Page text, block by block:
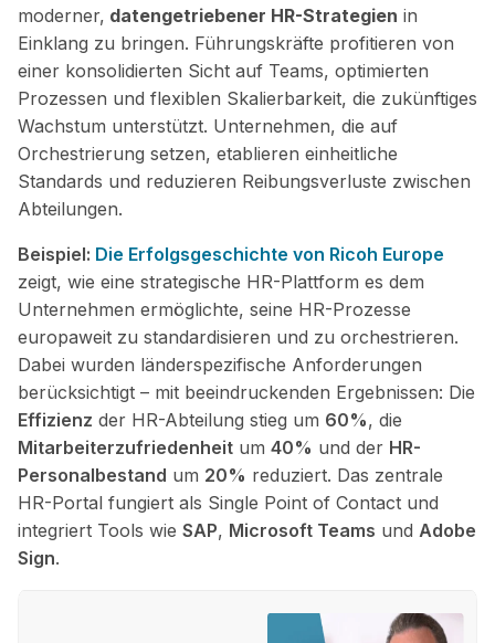
moderner, datengetriebener HR-Strategien in
Einklang zu bringen. Führungskräfte profitieren von
einer konsolidierten Sicht auf Teams, optimierten
Prozessen und flexiblen Skalierbarkeit, die zukünftiges
Wachstum unterstützt. Unternehmen, die auf
Orchestrierung setzen, etablieren einheitliche
Standards und reduzieren Reibungsverluste zwischen
Abteilungen.
Beispiel: Die Erfolgsgeschichte von Ricoh Europe
zeigt, wie eine strategische HR-Plattform es dem
Unternehmen ermöglichte, seine HR-Prozesse
europaweit zu standardisieren und zu orchestrieren.
Dabei wurden länderspezifische Anforderungen
berücksichtigt – mit beeindruckenden Ergebnissen: Die
Effizienz der HR-Abteilung stieg um 60%, die
Mitarbeiterzufriedenheit um 40% und der HR-
Personalbestand um 20% reduziert. Das zentrale
HR-Portal fungiert als Single Point of Contact und
integriert Tools wie SAP, Microsoft Teams und Adobe
Sign.